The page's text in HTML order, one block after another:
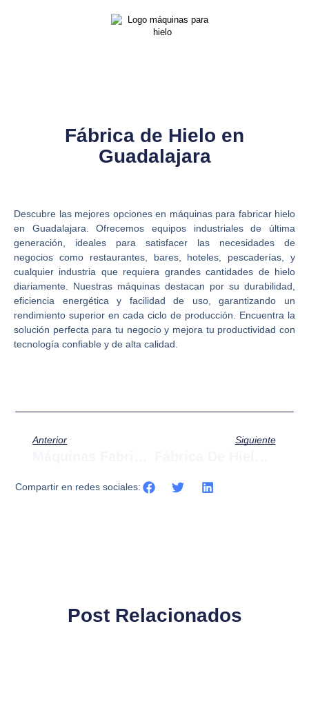
Fábrica de Hielo en
Guadalajara
Descubre las mejores opciones en máquinas para fabricar hielo
en Guadalajara. Ofrecemos equipos industriales de última
generación, ideales para satisfacer las necesidades de
negocios como restaurantes, bares, hoteles, pescaderías, y
cualquier industria que requiera grandes cantidades de hielo
diariamente. Nuestras máquinas destacan por su durabilidad,
eficiencia energética y facilidad de uso, garantizando un
rendimiento superior en cada ciclo de producción. Encuentra la
solución perfecta para tu negocio y mejora tu productividad con
tecnología confiable y de alta calidad.
Anterior Siguiente
Compartir en redes sociales:
Post Relacionados